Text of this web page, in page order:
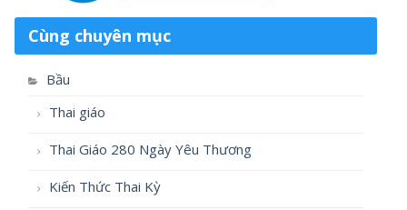
Cùng chuyên mục
Bầu
Thai giáo
Thai Giáo 280 Ngày Yêu Thương
Kiến Thức Thai Kỳ